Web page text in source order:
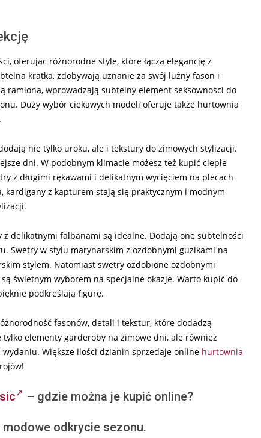
oferując różnorodne style, które łączą elegancję z
kratka, zdobywają uznanie za swój luźny fason i
ramiona, wprowadzają subtelny element seksowności do
Duży wybór ciekawych modeli oferuje także hurtownia
nie tylko uroku, ale i tekstury do zimowych stylizacji.
dni. W podobnym klimacie możesz też kupić ciepłe
z długimi rękawami i delikatnym wycięciem na plecach
z kapturem stają się praktycznym i modnym
delikatnymi falbanami są idealne. Dodają one subtelności
Swetry w stylu marynarskim z ozdobnymi guzikami na
stylem. Natomiast swetry ozdobione ozdobnymi
świetnym wyborem na specjalne okazje. Warto kupić do
podkreślają figurę.
fasonów, detali i tekstur, które dodadzą
tylko elementy garderoby na zimowe dni, ale również
Większe ilości dzianin sprzedaje online hurtownia
– gdzie można je kupić online?
odkrycie sezonu.